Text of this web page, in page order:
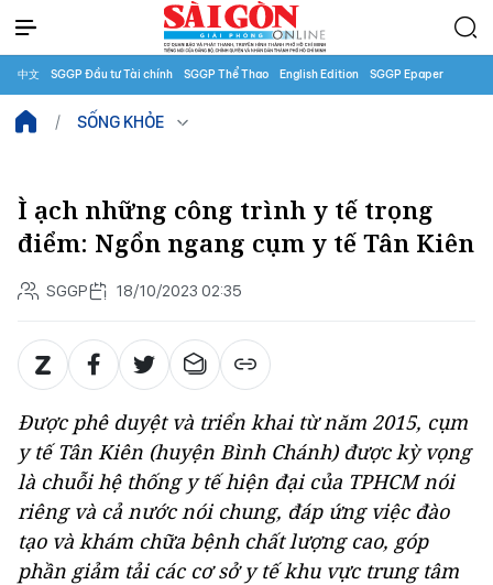
中文 SGGP Đầu tư Tài chính SGGP Thể Thao English Edition SGGP Epaper
SỐNG KHỎE
Ì ạch những công trình y tế trọng
điểm: Ngổn ngang cụm y tế Tân Kiên
SGGP 18/10/2023 02:35
Được phê duyệt và triển khai từ năm 2015, cụm
y tế Tân Kiên (huyện Bình Chánh) được kỳ vọng
là chuỗi hệ thống y tế hiện đại của TPHCM nói
riêng và cả nước nói chung, đáp ứng việc đào
tạo và khám chữa bệnh chất lượng cao, góp
phần giảm tải các cơ sở y tế khu vực trung tâm